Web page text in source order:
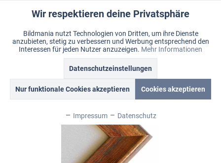
Warenkorb
Merkzettel Mein Konto
Menü
Style & Shine
Funktionale Aktiv
Marketing Inaktiv
Inaktiv
Wir respektieren deine Privatsphäre
Bildmania nutzt Technologien von Dritten, um ihre Dienste
anzubieten, stetig zu verbessern und Werbung entsprechend den
Interessen für jeden Nutzer anzuzeigen. Mehr Informationen
Datenschutzeinstellungen
Nur funktionale Cookies akzeptieren Cookies akzeptieren
Impressum Datenschutz